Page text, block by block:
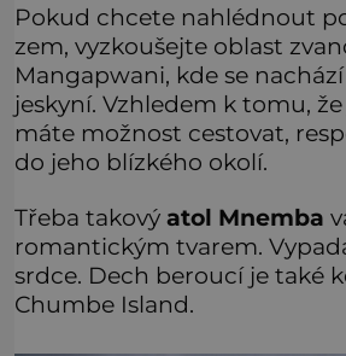
Pokud chcete nahlédnout
zem, vyzkoušejte oblast
Mangapwani, kde se
jeskyní. Vzhledem k tomu,
máte možnost cestovat,
do jeho blízkého okolí.
Třeba takový atol Mnemba
romantickým tvarem.
srdce. Dech beroucí je také
Chumbe Island.